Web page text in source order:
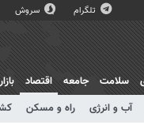
تلگرام سروش
سلامت جامعه
اقتصاد
آب و انرژی راه و مسکن
بازار